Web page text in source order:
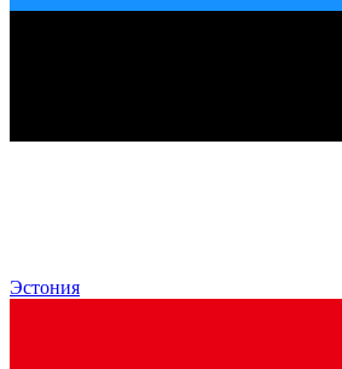
Эстония